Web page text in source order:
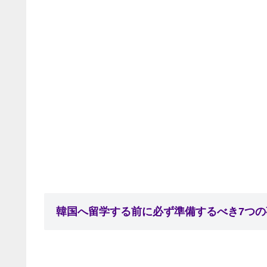
韓国へ留学する前に必ず準備するべき7つ